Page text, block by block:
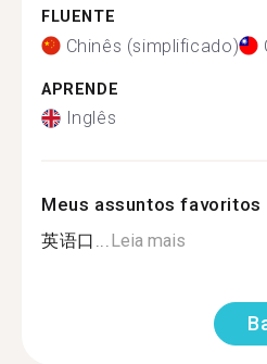
FLUENTE
Chinês (simplificado)
APRENDE
Inglês
Meus assuntos favoritos
英语口...Leia mais